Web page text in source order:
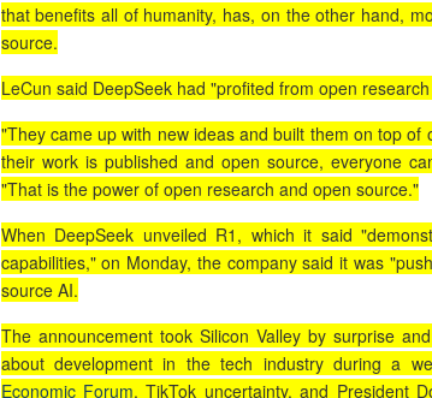
that benefits all of humanity, has, on the other hand,
source.
LeCun said DeepSeek had "profited from open
"They came up with new ideas and built them on top of
their work is published and open source, everyone
"That is the power of open research and open source."
When DeepSeek unveiled R1, which it said
capabilities," on Monday, the company said it was
source AI.
The announcement took Silicon Valley by surprise
about development in the tech industry during a
Economic Forum, TikTok uncertainty, and President